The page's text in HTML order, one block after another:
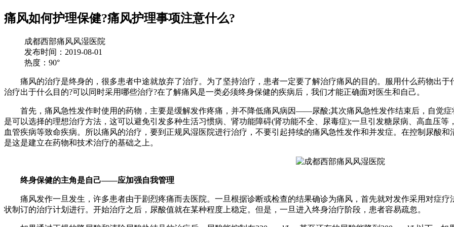
痛风如何护理保健?痛风护理事项注意什么?
成都西部痛风风湿医院
发布时间：2019-08-01
热度：90°
痛风的治疗是终身的，很多患者中途就放弃了治疗。为了坚持治疗，患者一定要了解治疗痛风的目的。服用什么药物出于
治疗出于什么目的?可以同时采用哪些治疗?在了解痛风是一类必须终身保健的疾病后，我们才能正确面对医生和自己。
首先，痛风急性发作时使用的药物，主要是缓解发作疼痛，并不降低痛风病因——尿酸;其次痛风急性发作结束后，自觉症
是可以选择的理想治疗方法，这可以避免引发多种生活习惯病、肾功能障碍(肾功能不全、尿毒症);一旦引发糖尿病、高血压
血管疾病等致命疾病。所以痛风的治疗，要到正规风湿医院进行治疗，不要引起持续的痛风急性发作和并发症。在控制尿酸
是这是建立在药物和技术治疗的基础之上。
终身保健的主角是自己——应加强自我管理
痛风发作一旦发生，许多患者由于剧烈疼痛而去医院。一旦根据诊断或检查的结果确诊为痛风，首先就对发作采用对症疗
状制订的治疗计划进行。开始治疗之后，尿酸值就在某种程度上稳定。但是，一旦进入终身治疗阶段，患者容易疏忽。